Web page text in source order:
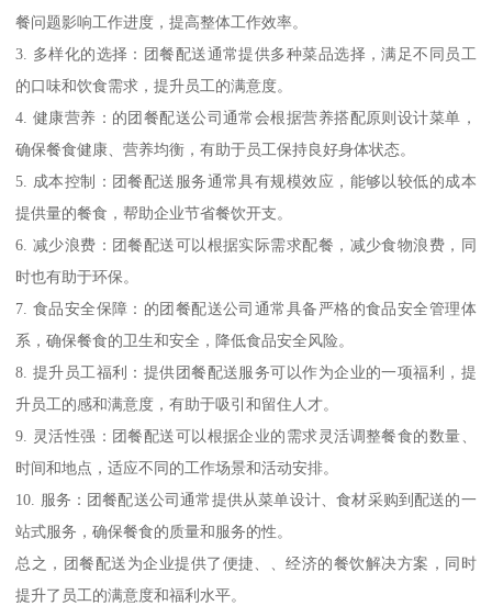
餐问题影响工作进度，提高整体工作效率。
3. 多样化的选择：团餐配送通常提供多种菜品选择，满足不同员工
的口味和饮食需求，提升员工的满意度。
4. 健康营养：的团餐配送公司通常会根据营养搭配原则设计菜单，
确保餐食健康、营养均衡，有助于员工保持良好身体状态。
5. 成本控制：团餐配送服务通常具有规模效应，能够以较低的成本
提供量的餐食，帮助企业节省餐饮开支。
6. 减少浪费：团餐配送可以根据实际需求配餐，减少食物浪费，同
时也有助于环保。
7. 食品安全保障：的团餐配送公司通常具备严格的食品安全管理体
系，确保餐食的卫生和安全，降低食品安全风险。
8. 提升员工福利：提供团餐配送服务可以作为企业的一项福利，提
升员工的感和满意度，有助于吸引和留住人才。
9. 灵活性强：团餐配送可以根据企业的需求灵活调整餐食的数量、
时间和地点，适应不同的工作场景和活动安排。
10. 服务：团餐配送公司通常提供从菜单设计、食材采购到配送的一
站式服务，确保餐食的质量和服务的性。
总之，团餐配送为企业提供了便捷、、经济的餐饮解决方案，同时
提升了员工的满意度和福利水平。